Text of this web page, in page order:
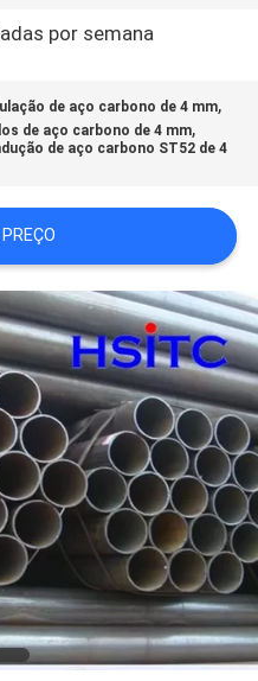
por semana
de aço carbono de 4 mm,
de aço carbono de 4 mm,
de aço carbono ST52 de 4